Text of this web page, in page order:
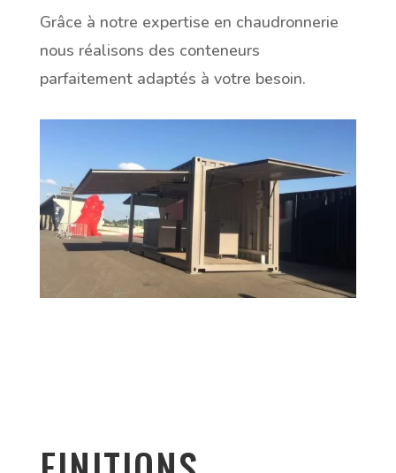
Grâce à notre expertise en chaudronnerie
nous réalisons des conteneurs
parfaitement adaptés à votre besoin.